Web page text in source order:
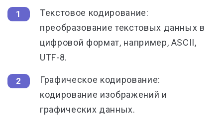
Текстовое кодирование:
преобразование текстовых данных в
цифровой формат, например, ASCII,
UTF-8.
Графическое кодирование:
кодирование изображений и
графических данных.